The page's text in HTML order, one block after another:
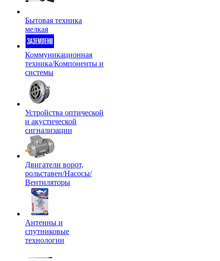
Бытовая техника
мелкая
Коммуникационная
техника/Компоненты и
системы
Устройства оптической
и акустической
сигнализации
Двигатели ворот,
рольставен/Насосы/
Вентиляторы
Антенны и
спутниковые
технологии